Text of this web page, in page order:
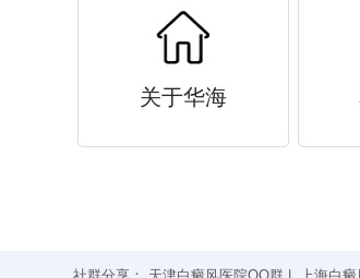
关于华海